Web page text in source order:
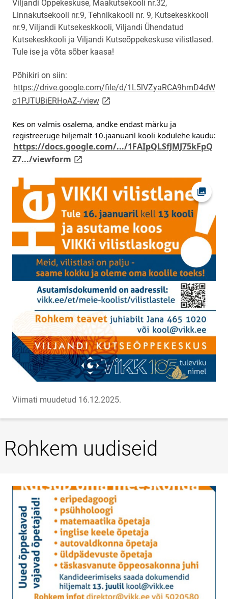
Viljandi Õppekeskuse, Maakutsekooli nr.32,
Linnakutsekooli nr.9, Tehnikakooli nr. 9, Kutsekeskkooli
nr.9, Viljandi Kutsekeskkooli, Viljandi Ühendatud
Kutsekeskkooli ja Viljandi Kutseõppekeskuse vilistlased.
Tule ise ja võta sõber kaasa!
Põhikiri on siin:
https://drive.google.com/file/d/1L5lVZyaRCA9hmD4dW
o1PJTUBiERHoAZ-/viewlink opens on new page
Kes on valmis osalema, andke endast märku ja
https://docs.google.com/.../1FAIpQLSfJMJ75kFpQ
Z7.../viewform link opens on new page
Ava
Viimati muudetud 16.12.2025.
Rohkem uudiseid